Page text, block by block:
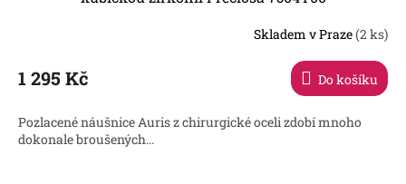
R
Skladem v Praze(2 ks)
1 295 Kč Do košíku
Pozlacené náušnice Auris z chirurgické oceli zdobí mnoho
dokonale broušených...